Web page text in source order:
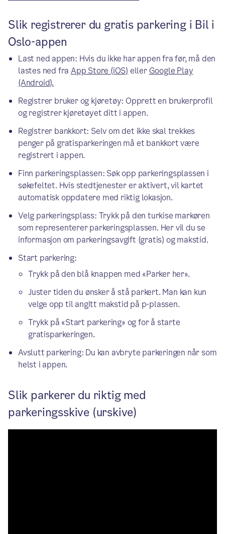
Slik registrerer du gratis parkering i Bil i
Oslo-appen
Last ned appen: Hvis du ikke har appen fra før, må den
lastes ned fraApp Store (iOS) ellerGoogle Play
(Android).
Registrer bruker og kjøretøy: Opprett en brukerprofil
og registrer kjøretøyet ditt i appen.
Registrer bankkort: Selv om det ikke skal trekkes
penger på gratisparkeringen må et bankkort være
registrert i appen.
Finn parkeringsplassen: Søk opp parkeringsplassen i
søkefeltet. Hvis stedtjenester er aktivert, vil kartet
automatisk oppdatere med riktig lokasjon.
Velg parkeringsplass: Trykk på den turkise markøren
som representerer parkeringsplassen. Her vil du se
informasjon om parkeringsavgift (gratis) og makstid.
Start parkering:
Trykk på den blå knappen med «Parker her».
Juster tiden du ønsker å stå parkert. Man kan kun
velge opp til angitt makstid på p-plassen.
Trykk på «Start parkering» og for å starte
gratisparkeringen.
Avslutt parkering: Du kan avbryte parkeringen når som
helst i appen.
Slik parkerer du riktig med
parkeringsskive (urskive)